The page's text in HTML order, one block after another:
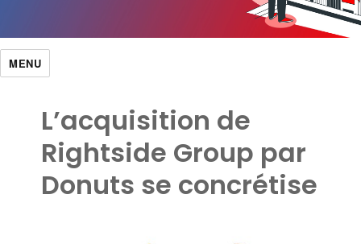
MENU
L’acquisition de
Rightside Group par
Donuts se concrétise